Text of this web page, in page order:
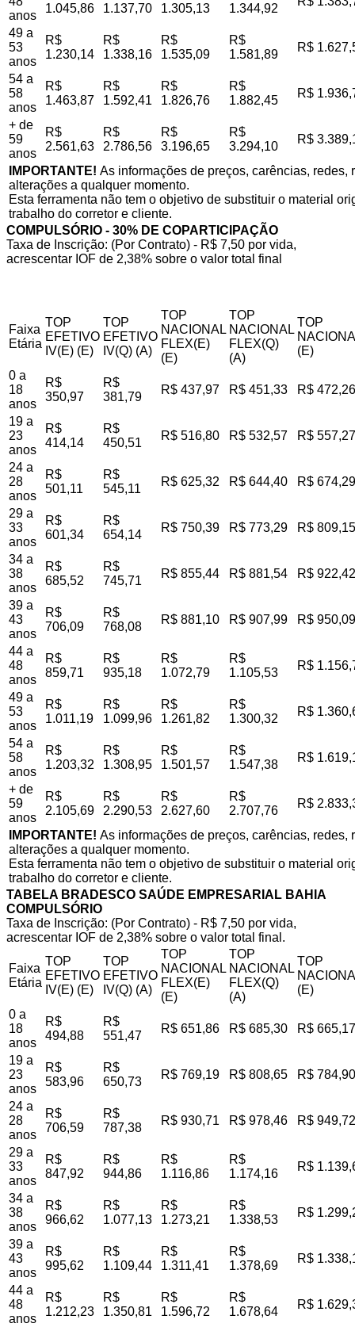
anos
1.045,86
1.137,70
1.305,13
1.344,92
49 a
53
anos
R$
1.230,14
R$
1.338,16
R$
1.535,09
R$
1.581,89
R$
54 a
58
anos
R$
1.463,87
R$
1.592,41
R$
1.826,76
R$
1.882,45
R$
+ de
59
anos
R$
2.561,63
R$
2.786,56
R$
3.196,65
R$
3.294,10
R$
IMPORTANTE! As informações de preços, carências,
alterações a qualquer momento.
Esta ferramenta não tem o objetivo de substituir o material
trabalho do corretor e cliente.
COMPULSÓRIO - 30% DE COPARTICIPAÇÃO
Taxa de Inscrição: (Por Contrato) - R$ 7,50 por vida,
acrescentar IOF de 2,38% sobre o valor total final
Faixa
Etária
TOP
EFETIVO
IV(E) (E)
TOP
EFETIVO
IV(Q) (A)
TOP
NACIONAL
FLEX(E)
(E)
TOP
NACIONAL
FLEX(Q)
(A)
TOP
(E)
0 a
18
anos
R$
350,97
R$
381,79
R$ 437,97 R$ 451,33 R$ 472,26
19 a
23
anos
R$
414,14
R$
450,51
R$ 516,80 R$ 532,57 R$ 557,27
24 a
28
anos
R$
501,11
R$
545,11
R$ 625,32 R$ 644,40 R$ 674,29
29 a
33
anos
R$
601,34
R$
654,14
R$ 750,39 R$ 773,29 R$ 809,15
34 a
38
anos
R$
685,52
R$
745,71
R$ 855,44 R$ 881,54 R$ 922,42
39 a
43
anos
R$
706,09
R$
768,08
R$ 881,10 R$ 907,99 R$ 950,09
44 a
48
anos
R$
859,71
R$
935,18
R$
1.072,79
R$
1.105,53
R$
49 a
53
anos
R$
1.011,19
R$
1.099,96
R$
1.261,82
R$
1.300,32
R$
54 a
58
anos
R$
1.203,32
R$
1.308,95
R$
1.501,57
R$
1.547,38
R$
+ de
59
anos
R$
2.105,69
R$
2.290,53
R$
2.627,60
R$
2.707,76
R$
IMPORTANTE! As informações de preços, carências,
alterações a qualquer momento.
Esta ferramenta não tem o objetivo de substituir o material
trabalho do corretor e cliente.
TABELA BRADESCO SAÚDE EMPRESARIAL BAHIA
COMPULSÓRIO
Taxa de Inscrição: (Por Contrato) - R$ 7,50 por vida,
acrescentar IOF de 2,38% sobre o valor total final.
Faixa
Etária
TOP
EFETIVO
IV(E) (E)
TOP
EFETIVO
IV(Q) (A)
TOP
NACIONAL
FLEX(E)
(E)
TOP
NACIONAL
FLEX(Q)
(A)
TOP
(E)
0 a
18
anos
R$
494,88
R$
551,47
R$ 651,86 R$ 685,30 R$ 665,17
19 a
23
anos
R$
583,96
R$
650,73
R$ 769,19 R$ 808,65 R$ 784,90
24 a
28
anos
R$
706,59
R$
787,38
R$ 930,71 R$ 978,46 R$ 949,72
29 a
33
anos
R$
847,92
R$
944,86
R$
1.116,86
R$
1.174,16
R$
34 a
38
anos
R$
966,62
R$
1.077,13
R$
1.273,21
R$
1.338,53
R$
39 a
43
anos
R$
995,62
R$
1.109,44
R$
1.311,41
R$
1.378,69
R$
44 a
48
anos
R$
1.212,23
R$
1.350,81
R$
1.596,72
R$
1.678,64
R$